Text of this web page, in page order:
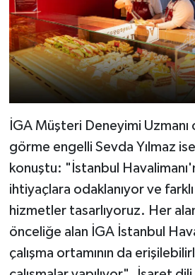
İGA Müşteri Deneyimi
görme engelli Sevda Yılmaz
konuştu: "İstanbul
ihtiyaçlara odaklanıyor ve
hizmetler tasarlıyoruz. Her
önceliğe alan İGA İstanbul
çalışma ortamının da